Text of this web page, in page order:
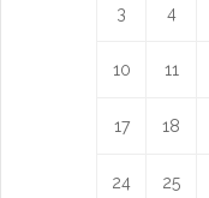
3 4
10 11
17 18
24 25